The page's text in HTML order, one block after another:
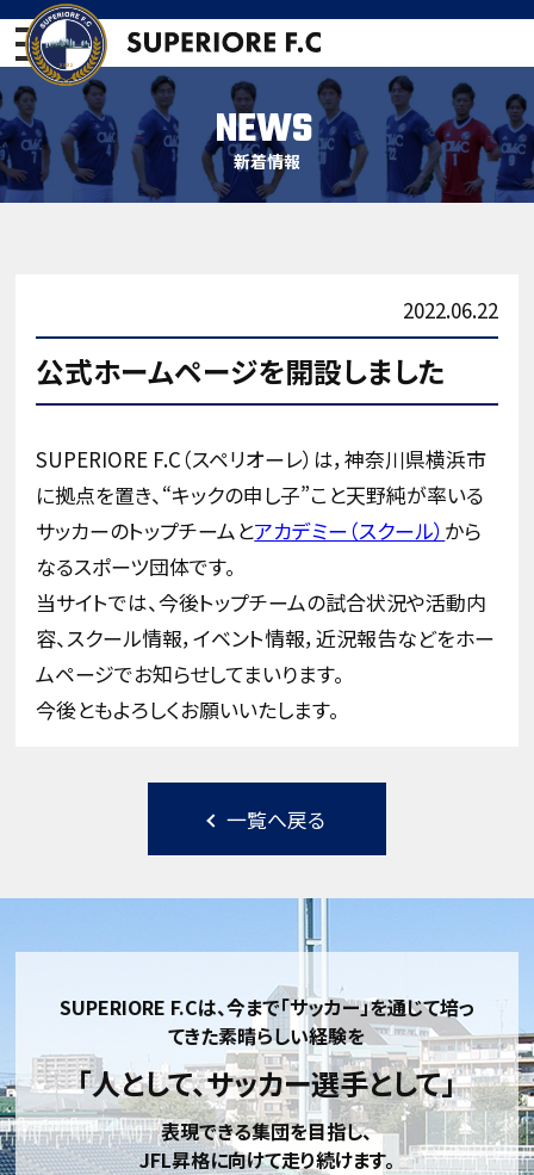
NEWS
新着情報
2022.06.22
公式ホームページを開設しました
SUPERIORE F.C（スペリオーレ）は，神奈川県横浜市
に拠点を置き、“キックの申し子”こと天野純が率いる
サッカーのトップチームとアカデミー（スクール） から
なるスポーツ団体です。
当サイトでは、今後トップチームの試合状況や活動内
容、スクール情報，イベント情報，近況報告などをホー
ムページでお知らせしてまいります。
今後ともよろしくお願いいたします。
一覧へ戻る
SUPERIORE F.Cは、今まで「サッカー」を通じて培っ
てきた素晴らしい経験を
「人として、サッカー選手として」
表現できる集団を目指し、
JFL昇格に向けて走り続けます。